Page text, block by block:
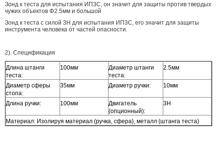
Зонд к теста для испытания ИП3С, он значит для защиты против твердых
чужих объектов Φ2.5мм и большой
Зонд к теста с силой 3Н для испытания ИП3С, его значит для защиты
инструмента человека от частей опасности.
2). Спецификация
Длина штанги
теста:
100мм
Диаметр штанги
теста:
2.5мм
Диаметр сферы
стопа:
35мм Диаметр ручки: 10мм
Длина ручки: 100мм
Двигатель
(опционный):
3Н
Материал: Изолируя материал (ручка, сфера), металл (штанга теста)